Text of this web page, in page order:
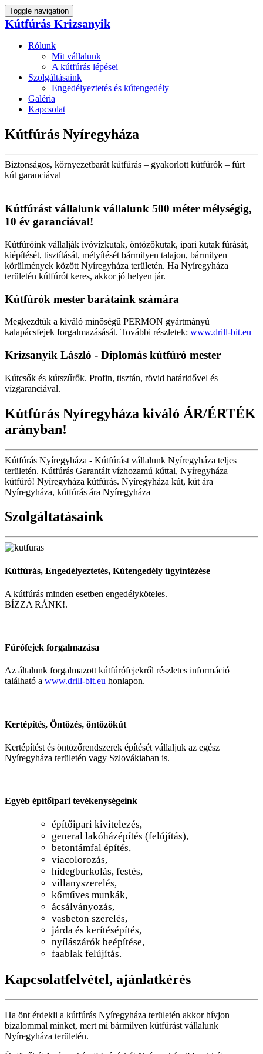
Toggle navigation
Kútfúrás Krizsanyik
Rólunk
Mit vállalunk
A kútfúrás lépései
Szolgáltásaink
Engedélyeztetés és kútengedély
Galéria
Kapcsolat
Kútfúrás Nyíregyháza
Biztonságos, környezetbarát kútfúrás – gyakorlott kútfúrók – fúrt
kút garanciával
Kútfúrást vállalunk vállalunk 500 méter mélységig,
10 év garanciával!
Kútfúróink vállalják ivóvízkutak, öntözőkutak, ipari kutak fúrását,
kiépítését, tisztítását, mélyítését bármilyen talajon, bármilyen
körülmények között Nyíregyháza területén. Ha Nyíregyháza
területén kútfúrót keres, akkor jó helyen jár.
Kútfúrók mester barátaink számára
Megkezdtük a kiváló minőségű PERMON gyártmányú
kalapácsfejek forgalmazásását. További részletek: www.drill-bit.eu
Krizsanyik László - Diplomás kútfúró mester
Kútcsők és kútszűrők. Profin, tisztán, rövid határidővel és
vízgaranciával.
Kútfúrás Nyíregyháza kiváló ÁR/ÉRTÉK
arányban!
Kútfúrás Nyíregyháza - Kútfúrást vállalunk Nyíregyháza teljes
területén. Kútfúrás Garantált vízhozamú kúttal, Nyíregyháza
kútfúró! Nyíregyháza kútfúrás. Nyíregyháza kút, kút ára
Nyíregyháza, kútfúrás ára Nyíregyháza
Szolgáltatásaink
Kútfúrás, Engedélyeztetés, Kútengedély ügyintézése
A kútfúrás minden esetben engedélyköteles.
BÍZZA RÁNK!.
Fúrófejek forgalmazása
Az általunk forgalmazott kútfúrófejekről részletes információ
található a www.drill-bit.eu honlapon.
Kertépítés, Öntözés, öntözőkút
Kertépítést és öntözőrendszerek építését vállaljuk az egész
Nyíregyháza területén vagy Szlovákiaban is.
Egyéb építőipari tevékenységeink
építőipari kivitelezés,
general lakóházépítés (felújítás),
betontámfal építés,
viacolorozás,
hidegburkolás, festés,
villanyszerelés,
kőműves munkák,
ácsálványozás,
vasbeton szerelés,
járda és kerítésépítés,
nyílászárók beépítése,
faablak felújítás.
Kapcsolatfelvétel, ajánlatkérés
Ha önt érdekli a kútfúrás Nyíregyháza területén akkor hívjon
bizalommal minket, mert mi bármilyen kútfúrást vállalunk
Nyíregyháza területén.